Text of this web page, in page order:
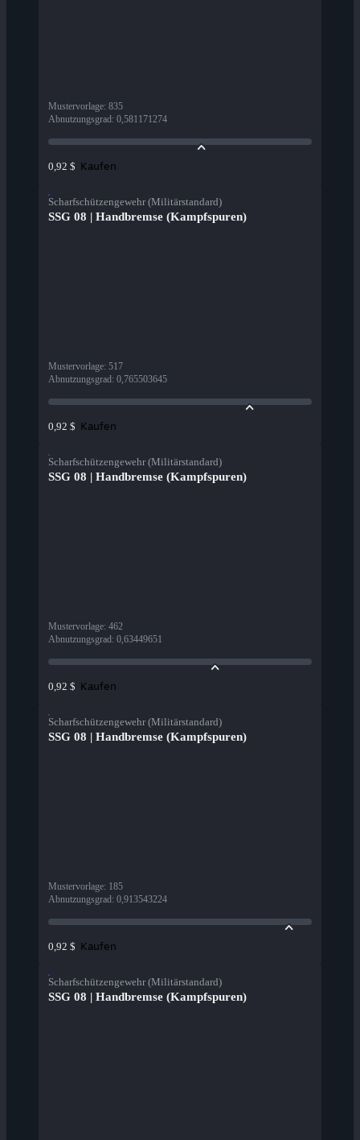
Mustervorlage: 835
Abnutzungsgrad: 0,581171274
0,92 $ Kaufen
Scharfschützengewehr (Militärstandard)
SSG 08 | Handbremse (Kampfspuren)
Mustervorlage: 517
Abnutzungsgrad: 0,765503645
0,92 $ Kaufen
Scharfschützengewehr (Militärstandard)
SSG 08 | Handbremse (Kampfspuren)
Mustervorlage: 462
Abnutzungsgrad: 0,63449651
0,92 $ Kaufen
Scharfschützengewehr (Militärstandard)
SSG 08 | Handbremse (Kampfspuren)
Mustervorlage: 185
Abnutzungsgrad: 0,913543224
0,92 $ Kaufen
Scharfschützengewehr (Militärstandard)
SSG 08 | Handbremse (Kampfspuren)